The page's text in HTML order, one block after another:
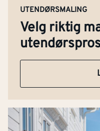
UTENDØRSMALING
Velg riktig